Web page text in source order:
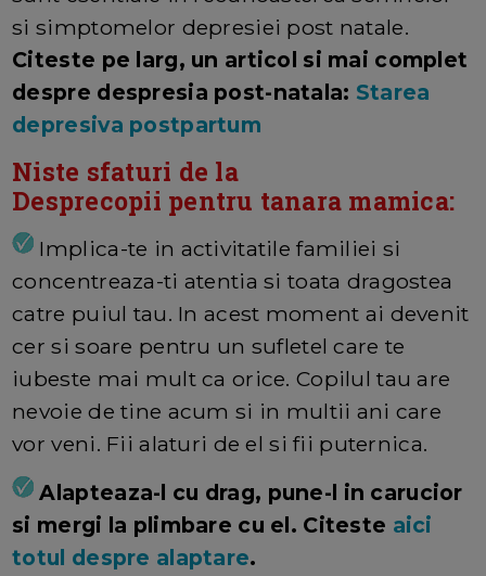
si simptomelor depresiei post natale.
Citeste pe larg, un articol si mai complet
despre despresia post-natala: Starea
depresiva postpartum
Niste sfaturi de la
Desprecopii pentru tanara mamica:
Implica-te in activitatile familiei si
concentreaza-ti atentia si toata dragostea
catre puiul tau. In acest moment ai devenit
cer si soare pentru un sufletel care te
iubeste mai mult ca orice. Copilul tau are
nevoie de tine acum si in multii ani care
vor veni. Fii alaturi de el si fii puternica.
Alapteaza-l cu drag, pune-l in carucior
si mergi la plimbare cu el. Citeste aici
totul despre alaptare.